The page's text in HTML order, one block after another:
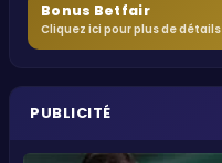
Bonus Betfair
Cliquez ici pour plus de détails
PUBLICITÉ